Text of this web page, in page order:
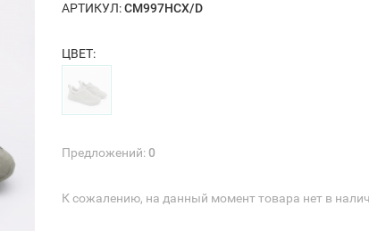
АРТИКУЛ:CM997HCX/D
ЦВЕТ:
Предложений:0
К сожалению, на данный момент товара нет в